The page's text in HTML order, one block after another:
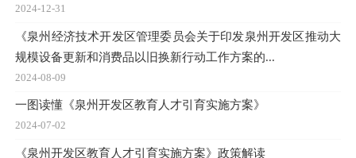
2024-12-31
《泉州经济技术开发区管理委员会关于印发泉州开发区推动大
规模设备更新和消费品以旧换新行动工作方案的...
2024-08-09
一图读懂《泉州开发区教育人才引育实施方案》
2024-07-02
《泉州开发区教育人才引育实施方案》政策解读